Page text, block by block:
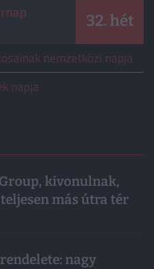
32. hét
nemzetközi napja
napja
kivonulnak,
más útra tér
nagy